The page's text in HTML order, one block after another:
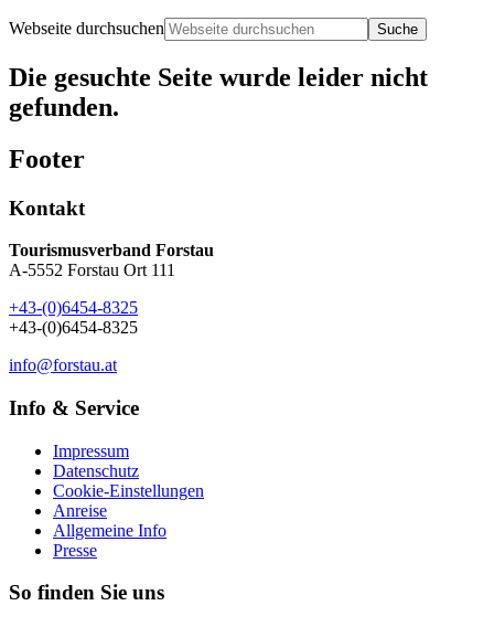
Webseite durchsuchen
Die gesuchte Seite wurde leider nicht
gefunden.
Footer
Kontakt
Tourismusverband Forstau
A-5552 Forstau Ort 111
+43-(0)6454-8325
+43-(0)6454-8325
info@forstau.at
Info & Service
Impressum
Datenschutz
Cookie-Einstellungen
Anreise
Allgemeine Info
Presse
So finden Sie uns